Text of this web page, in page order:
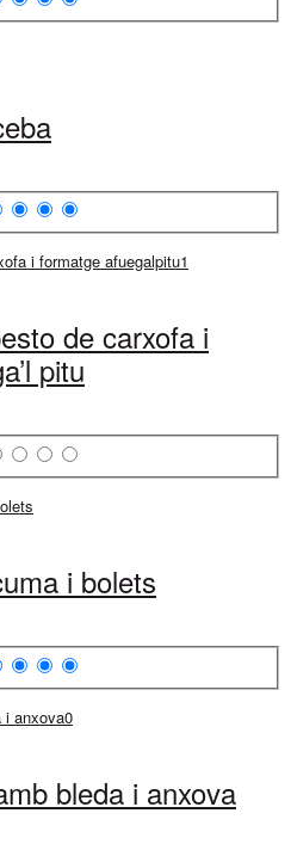
de carxofa i
pitu
i bolets
bleda i anxova